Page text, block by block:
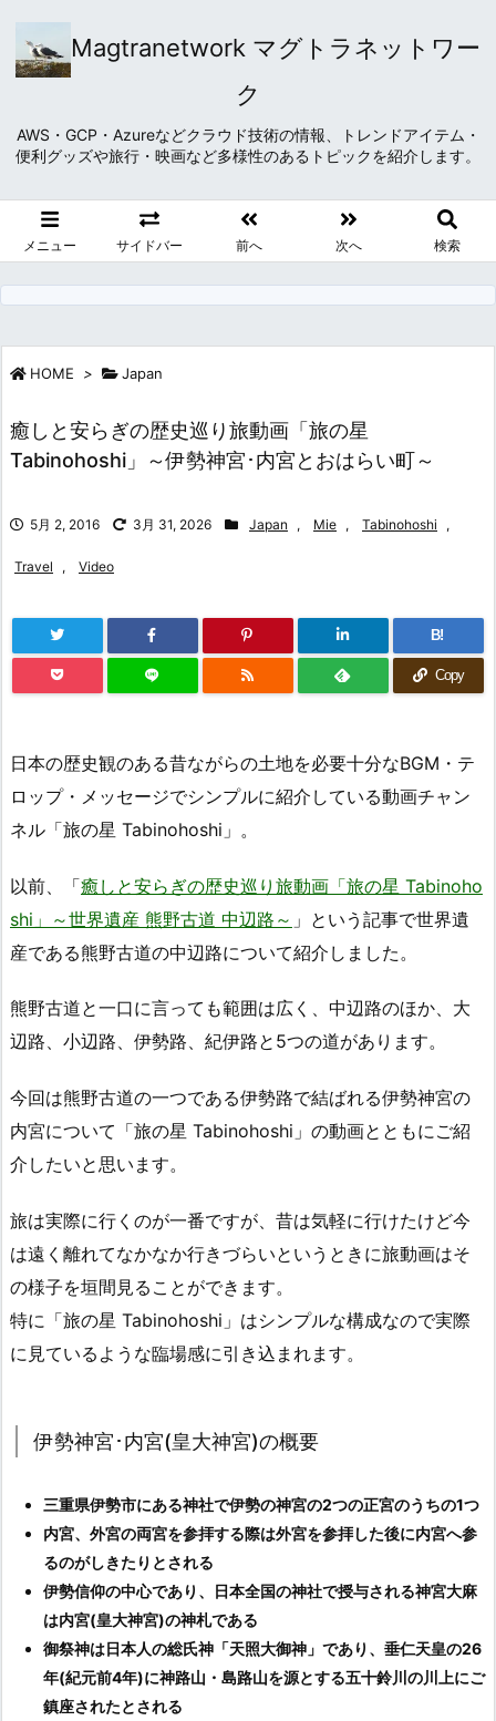
Magtranetwork マグトラネットワー
ク
AWS・GCP・Azureなどクラウド技術の情報、トレンドアイテム・
便利グッズや旅行・映画など多様性のあるトピックを紹介します。
メニュー サイドバー 前へ 次へ 検索
HOME > Japan
癒しと安らぎの歴史巡り旅動画「旅の星
Tabinohoshi」～伊勢神宮･内宮とおはらい町～
5月 2, 2016 3月 31, 2026 Japan , Mie , Tabinohoshi ,
Travel , Video
B!
Copy
日本の歴史観のある昔ながらの土地を必要十分なBGM・テ
ロップ・メッセージでシンプルに紹介している動画チャン
ネル「旅の星 Tabinohoshi」。
以前、「癒しと安らぎの歴史巡り旅動画「旅の星 Tabinoho
shi」～世界遺産 熊野古道 中辺路～ 」という記事で世界遺
産である熊野古道の中辺路について紹介しました。
熊野古道と一口に言っても範囲は広く、中辺路のほか、大
辺路、小辺路、伊勢路、紀伊路と5つの道があります。
今回は熊野古道の一つである伊勢路で結ばれる伊勢神宮の
内宮について「旅の星 Tabinohoshi」の動画とともにご紹
介したいと思います。
旅は実際に行くのが一番ですが、昔は気軽に行けたけど今
は遠く離れてなかなか行きづらいというときに旅動画はそ
の様子を垣間見ることができます。
特に「旅の星 Tabinohoshi」はシンプルな構成なので実際
に見ているような臨場感に引き込まれます。
伊勢神宮･内宮(皇大神宮)の概要
三重県伊勢市にある神社で伊勢の神宮の2つの正宮のうちの1つ
内宮、外宮の両宮を参拝する際は外宮を参拝した後に内宮へ参
るのがしきたりとされる
伊勢信仰の中心であり、日本全国の神社で授与される神宮大麻
は内宮(皇大神宮)の神札である
御祭神は日本人の総氏神「天照大御神」であり、垂仁天皇の26
年(紀元前4年)に神路山・島路山を源とする五十鈴川の川上にご
鎮座されたとされる